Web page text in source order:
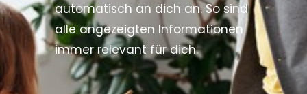
automatisch an dich an. So sind
alle angezeigten Informationen
immer relevant für dich.